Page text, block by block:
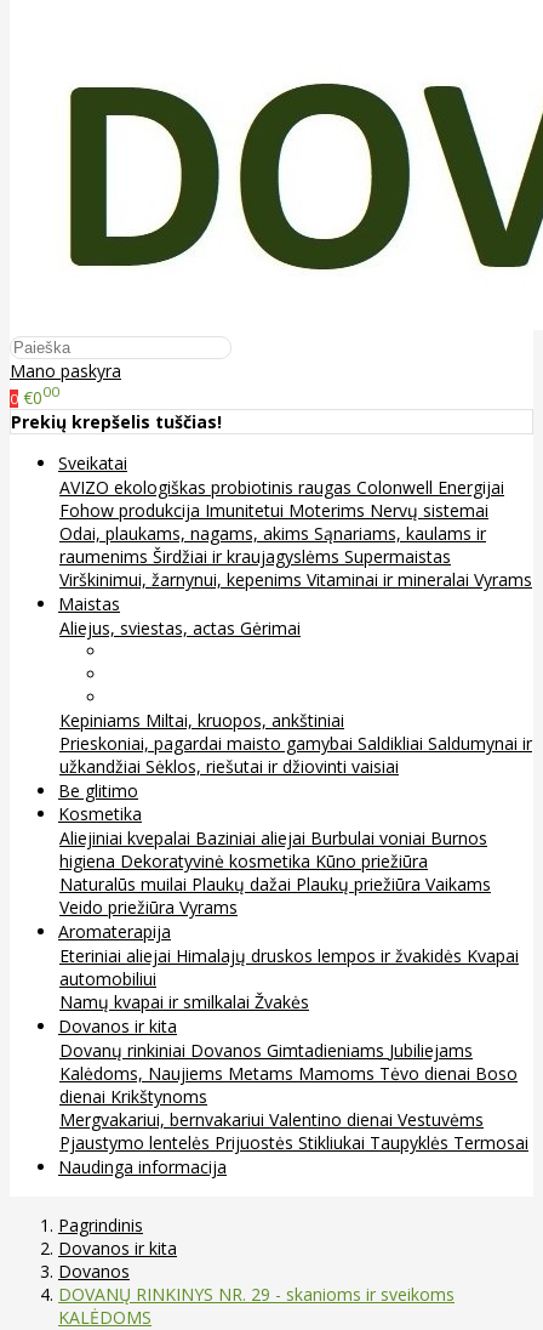
Mano paskyra
0 €000
Prekių krepšelis tuščias!
Sveikatai
AVIZO ekologiškas probiotinis raugas Colonwell Energijai
Fohow produkcija Imunitetui Moterims Nervų sistemai
Odai, plaukams, nagams, akims Sąnariams, kaulams ir
raumenims Širdžiai ir kraujagyslėms Supermaistas
Virškinimui, žarnynui, kepenims Vitaminai ir mineralai Vyrams
Maistas
Aliejus, sviestas, actas Gėrimai
Kepiniams Miltai, kruopos, ankštiniai
Prieskoniai, pagardai maisto gamybai Saldikliai Saldumynai ir
užkandžiai Sėklos, riešutai ir džiovinti vaisiai
Be glitimo
Kosmetika
Aliejiniai kvepalai Baziniai aliejai Burbulai voniai Burnos
higiena Dekoratyvinė kosmetika Kūno priežiūra
Naturalūs muilai Plaukų dažai Plaukų priežiūra Vaikams
Veido priežiūra Vyrams
Aromaterapija
Eteriniai aliejai Himalajų druskos lempos ir žvakidės Kvapai
automobiliui
Namų kvapai ir smilkalai Žvakės
Dovanos ir kita
Dovanų rinkiniai Dovanos Gimtadieniams Jubiliejams
Kalėdoms, Naujiems Metams Mamoms Tėvo dienai Boso
dienai Krikštynoms
Mergvakariui, bernvakariui Valentino dienai Vestuvėms
Pjaustymo lentelės Prijuostės Stikliukai Taupyklės Termosai
Naudinga informacija
Pagrindinis
Dovanos ir kita
Dovanos
DOVANŲ RINKINYS NR. 29 - skanioms ir sveikoms
KALĖDOMS